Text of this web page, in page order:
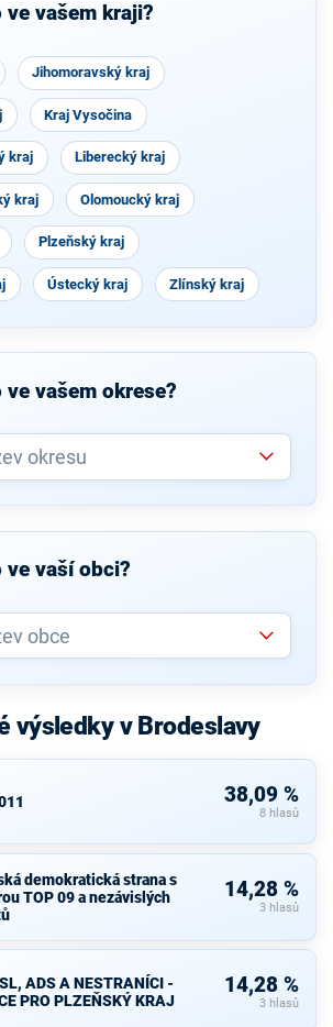
PLZEŇSK
vašem kraji?
Jihomoravský kraj
Kraj Vysočina
kraj Liberecký kraj
kraj Olomoucký kraj
Plzeňský kraj
Ústecký kraj Zlínský kraj
vašem okrese?
vaší obci?
výsledky v Brodeslavy
38,09 %
8 hlasů
demokratická strana s
TOP 09 a nezávislých
14,28 %
3 hlasů
ADS A NESTRANÍCI -
PRO PLZEŇSKÝ KRAJ
14,28 %
3 hlasů